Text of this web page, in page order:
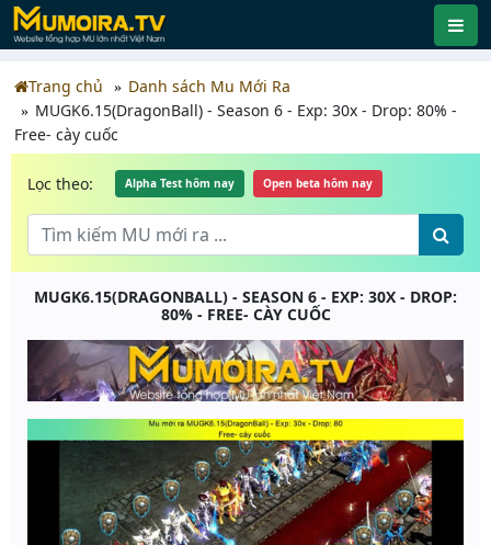
Trang chủ
Danh sách Mu Mới Ra
MUGK6.15(DragonBall) - Season 6 - Exp: 30x - Drop: 80% -
Free- cày cuốc
Lọc theo: Alpha Test hôm nay Open beta hôm nay
MUGK6.15(DRAGONBALL) - SEASON 6 - EXP: 30X - DROP:
80% - FREE- CÀY CUỐC